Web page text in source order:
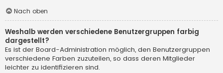
Nach oben
Weshalb werden verschiedene Benutzergruppen farbig
dargestellt?
Es ist der Board-Administration möglich, den Benutzergruppen
verschiedene Farben zuzuteilen, so dass deren Mitglieder
leichter zu identifizieren sind.